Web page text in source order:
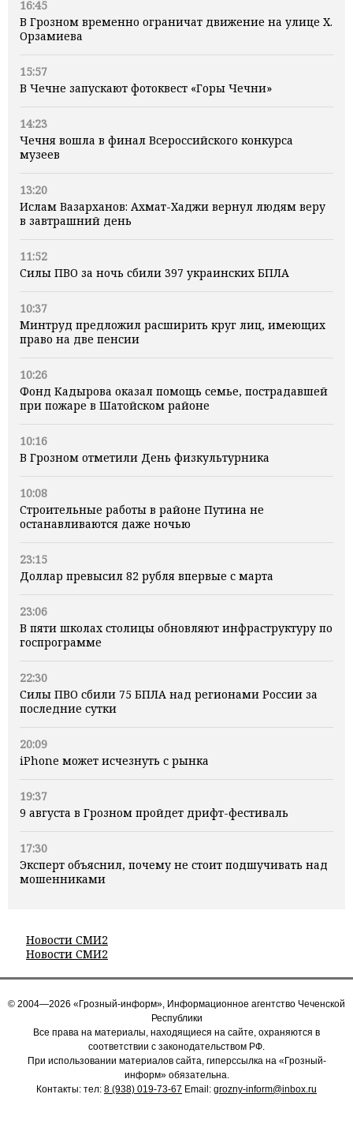
16:45
В Грозном временно ограничат движение на улице Х.
Орзамиева
15:57
В Чечне запускают фотоквест «Горы Чечни»
14:23
Чечня вошла в финал Всероссийского конкурса
музеев
13:20
Ислам Вазарханов: Ахмат-Хаджи вернул людям веру
в завтрашний день
11:52
Силы ПВО за ночь сбили 397 украинских БПЛА
10:37
Минтруд предложил расширить круг лиц, имеющих
право на две пенсии
10:26
Фонд Кадырова оказал помощь семье, пострадавшей
при пожаре в Шатойском районе
10:16
В Грозном отметили День физкультурника
10:08
Строительные работы в районе Путина не
останавливаются даже ночью
23:15
Доллар превысил 82 рубля впервые с марта
23:06
В пяти школах столицы обновляют инфраструктуру по
госпрограмме
22:30
Силы ПВО сбили 75 БПЛА над регионами России за
последние сутки
20:09
iPhone может исчезнуть с рынка
19:37
9 августа в Грозном пройдет дрифт-фестиваль
17:30
Эксперт объяснил, почему не стоит подшучивать над
мошенниками
Новости СМИ2
Новости СМИ2
© 2004—2026 «Грозный-информ», Информационное агентство Чеченской
Республики
Все права на материалы, находящиеся на сайте, охраняются в
соответствии с законодательством РФ.
При использовании материалов сайта, гиперссылка на «Грозный-
информ» обязательна.
Контакты: тел: 8 (938) 019-73-67 Email: grozny-inform@inbox.ru